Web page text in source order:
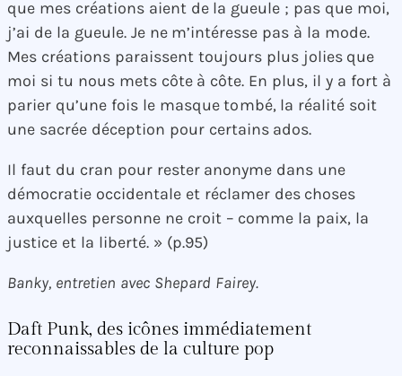
que mes créations aient de la gueule ; pas que moi,
j’ai de la gueule. Je ne m’intéresse pas à la mode.
Mes créations paraissent toujours plus jolies que
moi si tu nous mets côte à côte. En plus, il y a fort à
parier qu’une fois le masque tombé, la réalité soit
une sacrée déception pour certains ados.
Il faut du cran pour rester anonyme dans une
démocratie occidentale et réclamer des choses
auxquelles personne ne croit – comme la paix, la
justice et la liberté. » (p.95)
Banky, entretien avec Shepard Fairey.
Daft Punk, des icônes immédiatement
reconnaissables de la culture pop